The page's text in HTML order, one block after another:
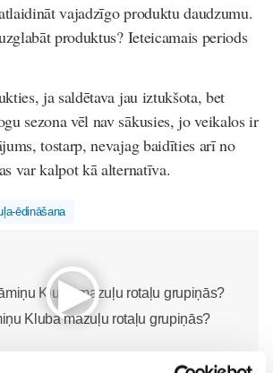
vajadzīgo produktu daudzumu.
produktus? Ieteicamais periods
ja saldētava jau iztukšota, bet
sezona vēl nav sākusies, jo veikalos ir
tostarp, nevajag baidīties arī no
var kalpot kā alternatīva.
ēdināšana
Kluba mazuļu rotaļu grupiņās?